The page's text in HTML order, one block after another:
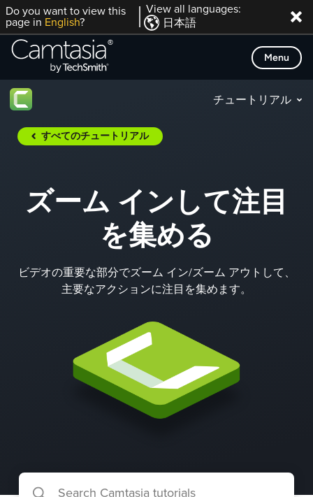
Skip
to
content
Do you want to view this
page in English?
View all languages:
日本語
Menu
チュートリアル
すべてのチュートリアル
ズーム インして注目
を集める
ビデオの重要な部分でズーム イン/ズーム アウトして、
主要なアクションに注目を集めます。